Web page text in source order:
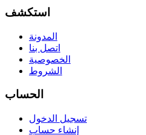
استكشف
المدونة
اتصل بنا
الخصوصية
الشروط
الحساب
تسجيل الدخول
إنشاء حساب